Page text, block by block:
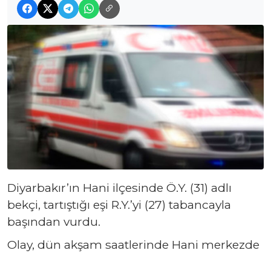
Diyarbakır’ın Hani ilçesinde Ö.Y. (31) adlı
bekçi, tartıştığı eşi R.Y.’yi (27) tabancayla
başından vurdu.
Olay, dün akşam saatlerinde Hani merkezde